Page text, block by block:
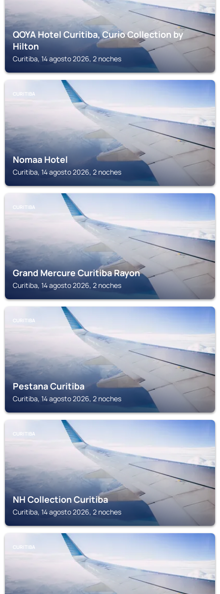
QOYA Hotel Curitiba, Curio Collection by
Hilton
Curitiba, 14 agosto 2026, 2 noches
CURITIBA
Nomaa Hotel
Curitiba, 14 agosto 2026, 2 noches
CURITIBA
Grand Mercure Curitiba Rayon
Curitiba, 14 agosto 2026, 2 noches
CURITIBA
Pestana Curitiba
Curitiba, 14 agosto 2026, 2 noches
CURITIBA
NH Collection Curitiba
Curitiba, 14 agosto 2026, 2 noches
CURITIBA